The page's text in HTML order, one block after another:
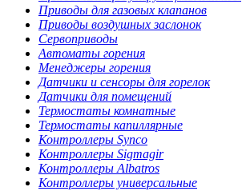
Приводы для газовых клапанов
Приводы воздушных заслонок
Сервоприводы
Автоматы горения
Менеджеры горения
Датчики и сенсоры для горелок
Датчики для помещений
Термостаты комнатные
Термостаты капиллярные
Контроллеры Synco
Контроллеры Sigmagir
Контроллеры Albatros
Контроллеры универсальные